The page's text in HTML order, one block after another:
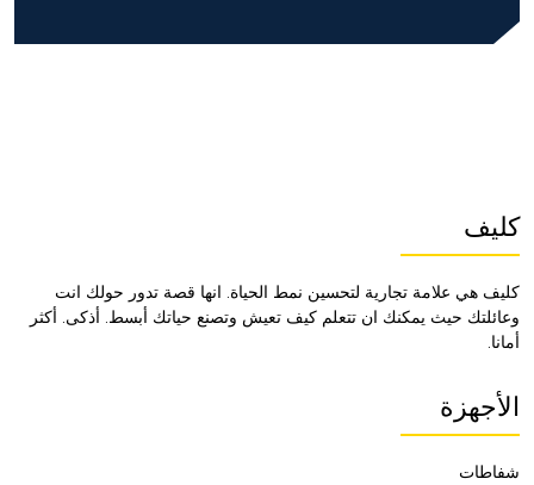
كليف
كليف هي علامة تجارية لتحسين نمط الحياة. انها قصة تدور حولك انت
وعائلتك حيث يمكنك ان تتعلم كيف تعيش وتصنع حياتك أبسط. أذكى. أكثر
أمانا.
الأجهزة
شفاطات